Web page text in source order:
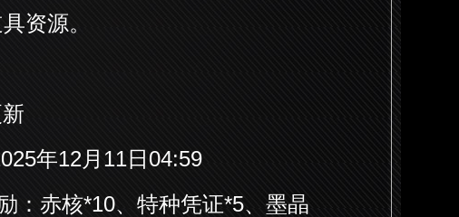
资源。
年12月11日04:59
：赤核*10、特种凭证*5、墨晶